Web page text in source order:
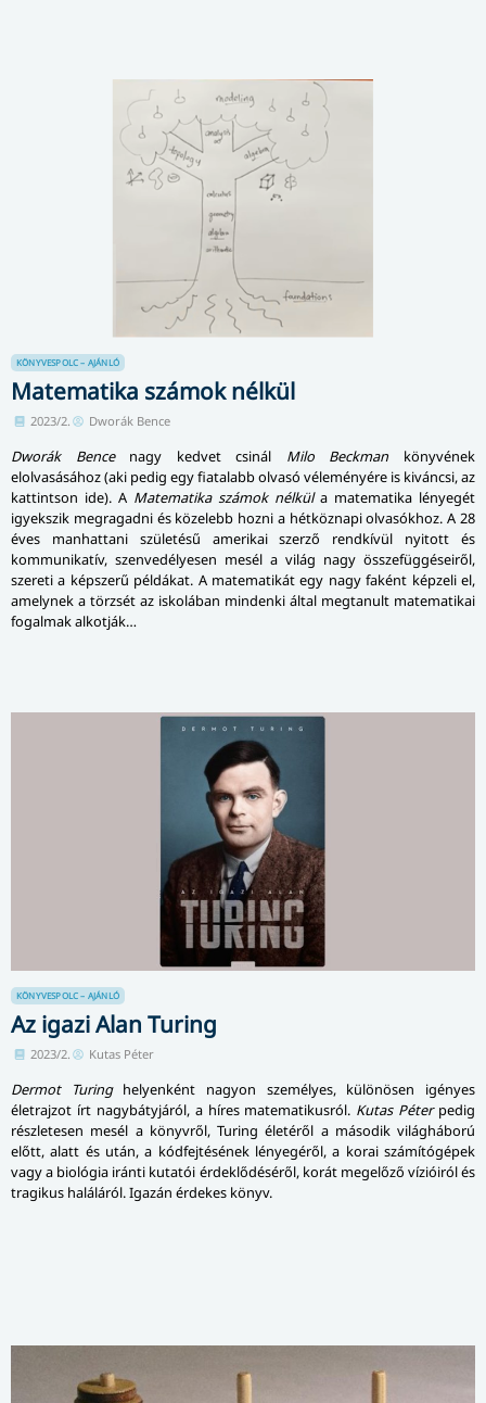
KÖNYVESPOLC – AJÁNLÓ
Matematika számok nélkül
2023/2. Dworák Bence
Dworák Bencenagy kedvet csinál Milo Beckman könyvének
elolvasásához (aki pedig egy fiatalabb olvasó véleményére is kiváncsi, az
kattintson ide). A Matematika számok nélküla matematika lényegét
igyekszik megragadni és közelebb hozni a hétköznapi olvasókhoz. A 28
éves manhattani születésű amerikai szerző rendkívül nyitott és
kommunikatív, szenvedélyesen mesél a világ nagy összefüggéseiről,
szereti a képszerű példákat. A matematikát egy nagy faként képzeli el,
amelynek a törzsét az iskolában mindenki által megtanult matematikai
fogalmak alkotják…
KÖNYVESPOLC – AJÁNLÓ
Az igazi Alan Turing
2023/2. Kutas Péter
Dermot Turinghelyenként nagyon személyes, különösen igényes
életrajzot írt nagybátyjáról, a híres matematikusról. Kutas Péterpedig
részletesen mesél a könyvről, Turing életéről a második világháború
előtt, alatt és után, a kódfejtésének lényegéről, a korai számítógépek
vagy a biológia iránti kutatói érdeklődéséről, korát megelőző vízióiról és
tragikus haláláról. Igazán érdekes könyv.